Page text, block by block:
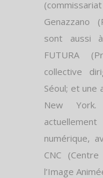
Genazzano
sont aussi
FUTURA
collective
Séoul; et une
New York.
numérique,
CNC
l’Image